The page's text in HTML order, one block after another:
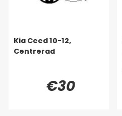
Kia Ceed 10-12,
Centrerad
€30